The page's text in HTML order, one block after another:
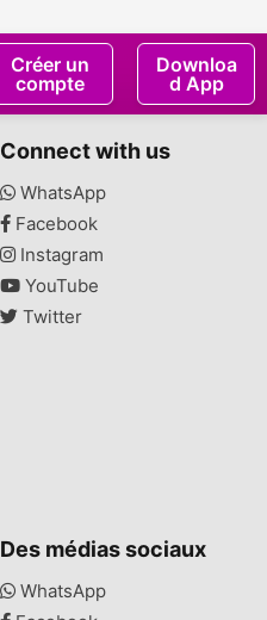
Créer un
compte
Downloa
d App
Connect with us
WhatsApp
Facebook
Instagram
YouTube
Twitter
Des médias sociaux
WhatsApp